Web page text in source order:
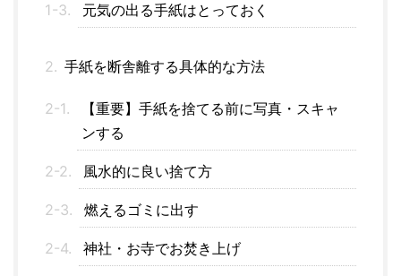
元気の出る手紙はとっておく
手紙を断舎離する具体的な方法
【重要】手紙を捨てる前に写真・スキャ
ンする
風水的に良い捨て方
燃えるゴミに出す
神社・お寺でお焚き上げ